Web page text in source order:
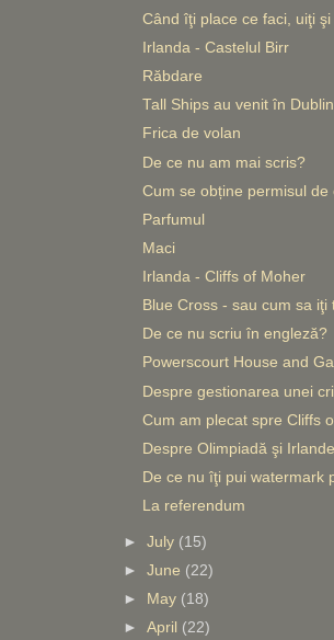
Când îţi place ce faci, uiţi
Irlanda - Castelul Birr
Răbdare
Tall Ships au venit în Dublin
Frica de volan
De ce nu am mai scris?
Cum se obține permisul de
Parfumul
Maci
Irlanda - Cliffs of Moher
Blue Cross - sau cum sa
De ce nu scriu în engleză?
Powerscourt House and
Despre gestionarea unei
Cum am plecat spre Cliffs
Despre Olimpiadă şi
De ce nu îţi pui watermark
La referendum
►July (15)
►June (22)
►
May (18)
►April (22)